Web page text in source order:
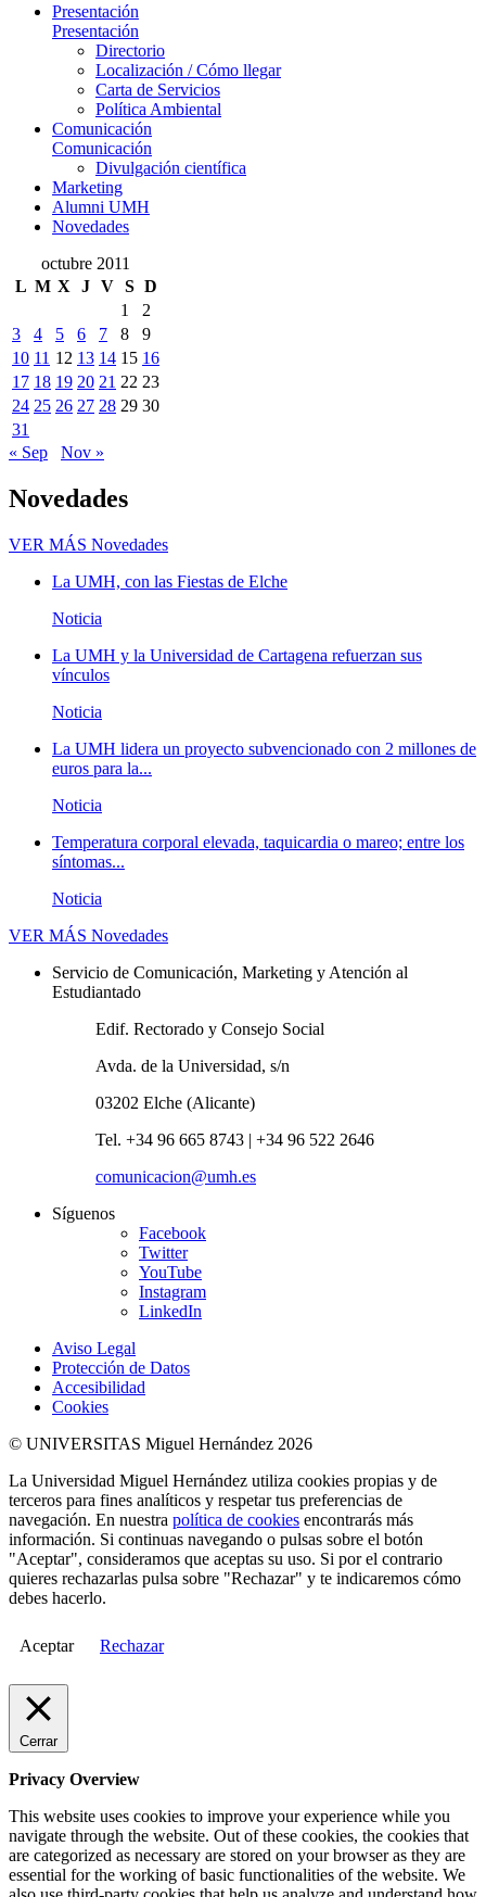
Presentación
Presentación
Directorio
Localización / Cómo llegar
Carta de Servicios
Política Ambiental
Comunicación
Comunicación
Divulgación científica
Marketing
Alumni UMH
Novedades
octubre 2011
L M X J V S D
1
2
3
4 5 6 7 8
9
10 11 12 13 14 15 16
17 18 19 20 21 22 23
24 25 26 27 28 29 30
31
« Sep
Nov »
Novedades
VER MÁS Novedades
La UMH, con las Fiestas de Elche
Noticia
La UMH y la Universidad de Cartagena refuerzan sus
vínculos
Noticia
La UMH lidera un proyecto subvencionado con 2 millones de
euros para la...
Noticia
Temperatura corporal elevada, taquicardia o mareo; entre los
síntomas...
Noticia
VER MÁS Novedades
Servicio de Comunicación, Marketing y Atención al
Estudiantado
Edif. Rectorado y Consejo Social
Avda. de la Universidad, s/n
03202 Elche (Alicante)
Tel. +34 96 665 8743 | +34 96 522 2646
comunicacion@umh.es
Síguenos
Facebook
Twitter
YouTube
Instagram
LinkedIn
Aviso Legal
Protección de Datos
Accesibilidad
Cookies
© UNIVERSITAS Miguel Hernández 2026
La Universidad Miguel Hernández utiliza cookies propias y de
terceros para fines analíticos y respetar tus preferencias de
navegación. En nuestra política de cookies encontrarás más
información. Si continuas navegando o pulsas sobre el botón
"Aceptar", consideramos que aceptas su uso. Si por el contrario
quieres rechazarlas pulsa sobre "Rechazar" y te indicaremos cómo
debes hacerlo.
Aceptar Rechazar
Cerrar
Privacy Overview
This website uses cookies to improve your experience while you
navigate through the website. Out of these cookies, the cookies that
are categorized as necessary are stored on your browser as they are
essential for the working of basic functionalities of the website. We